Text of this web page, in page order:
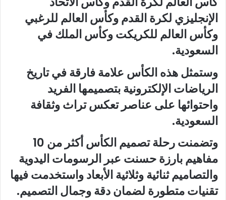
الإنجليزي لكرة القدم وكأس العالم للرغبي
وكأس العالم للكريكت وكأس الملك في
السعودية.
وستمثل هذه الكأس علامة فارقة في تاريخ
الرياضات الإلكترونية بتصميمها الفريد
واحتوائها على عناصر تعكس تراث وثقافة
السعودية.
وتضمنت رحلة تصميم الكأس أكثر من 10
مفاهيم بارزة حسنت عبر الرسومات اليدوية
والتصاميم ثنائية وثلاثية الأبعاد واستخدمت فيها
تقنيات متطورة لضمان دقة وجمال التصميم.